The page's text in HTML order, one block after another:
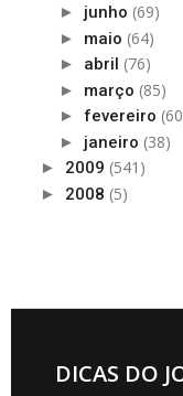
► junho (69)
► maio (64)
► abril (76)
► março (85)
► fevereiro
► janeiro (38)
► 2009 (541)
► 2008 (5)
DICAS DO